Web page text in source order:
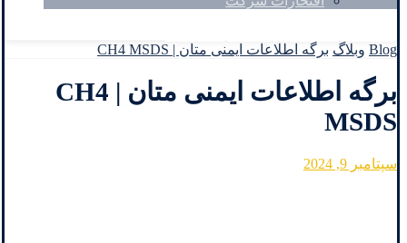
Blog وبلاگ برگه اطلاعات ایمنی متان | CH4 MSDS
برگه اطلاعات ایمنی متان | CH4
MSDS
سپتامبر 9, 2024